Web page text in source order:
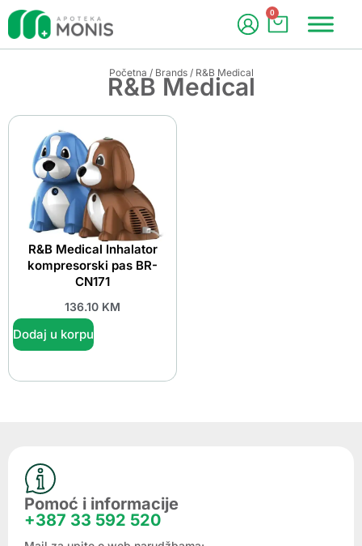
0
Početna / Brands/ R&B Medical
R&B Medical
R&B Medical Inhalator
kompresorski pas BR-
CN171
136.10 KM
Dodaj u korpu
Pomoć i informacije
+387 33 592 520